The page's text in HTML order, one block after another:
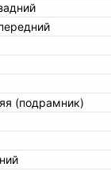
(подрамник)